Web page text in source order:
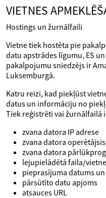
VIETNES
Hostings un žurnālfaili
Vietne tiek hostēta pie
datu apstrādes līgumu, ES
pakalpojumu sniedzējs ir
Luksemburgā.
Katru reizi, kad piekļūst
datus un informāciju no
Tiek reģistrēti vai žurnālfailā
zvana datora IP adrese
zvana datora
zvana datora
lejupielādētā faila/
pieprasījuma datums
pārsūtīto datu apjoms
atsauces URL